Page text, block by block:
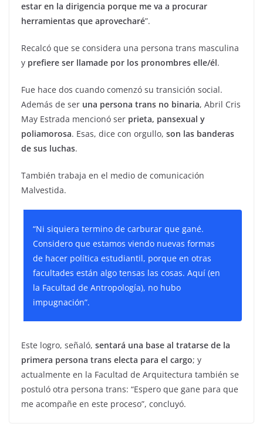
estar en la dirigencia porque me va a procurar
herramientas que aprovecharé”.
Recalcó que se considera una persona trans masculina
y prefiere ser llamade por los pronombres elle/él.
Fue hace dos cuando comenzó su transición social.
Además de ser una persona trans no binaria, Abril Cris
May Estrada mencionó ser prieta, pansexual y
poliamorosa. Esas, dice con orgullo, son las banderas
de sus luchas.
También trabaja en el medio de comunicación
Malvestida.
“Ni siquiera termino de carburar que gané.
Considero que estamos viendo nuevas formas
de hacer política estudiantil, porque en otras
facultades están algo tensas las cosas. Aquí (en
la Facultad de Antropología), no hubo
impugnación”.
Este logro, señaló, sentará una base al tratarse de la
primera persona trans electa para el cargo; y
actualmente en la Facultad de Arquitectura también se
postuló otra persona trans: “Espero que gane para que
me acompañe en este proceso”, concluyó.